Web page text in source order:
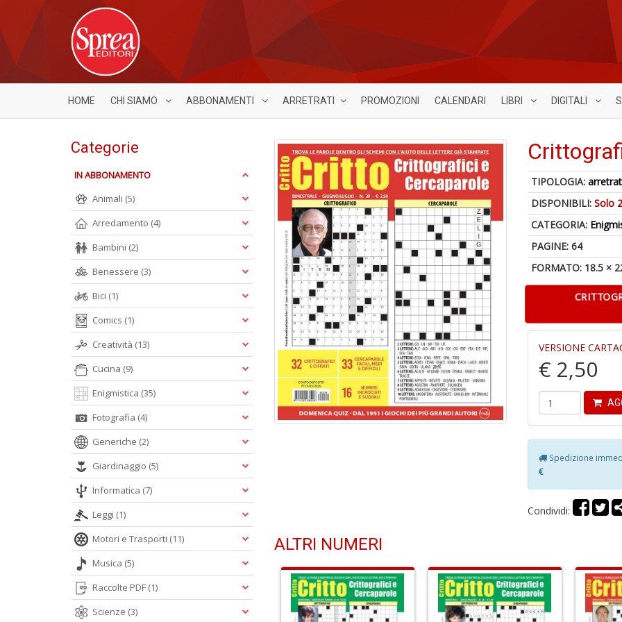
HOME CHI SIAMO ABBONAMENTI ARRETRATI PROMOZIONI CALENDARI LIBRI DIGITALI
TIPOLOGIA:
DISPONIBILI:Solo
CATEGORIA:
PAGINE: 64
FORMATO: 18.5 ×
VERSIONE
€ 2,50
Spedizione
€
Condividi:
ALTRI NUMERI
Categorie
IN ABBONAMENTO
Animali (5)
Arredamento (4)
Bambini (2)
Benessere (3)
Bici (1)
Comics (1)
Creatività (13)
Cucina (9)
Enigmistica (35)
Fotografia (4)
Generiche (2)
Giardinaggio (5)
Informatica (7)
Leggi (1)
Motori e Trasporti (11)
Musica (5)
Raccolte PDF (1)
Scienze (3)